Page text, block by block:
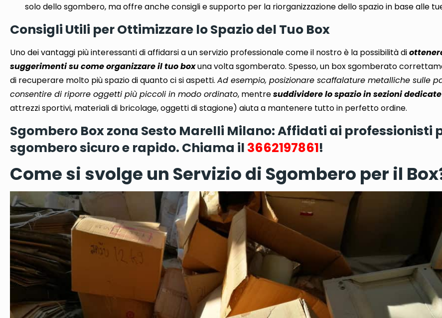
solo dello sgombero, ma offre anche consigli e supporto per la riorganizzazione dello spazio in base alle
Consigli Utili per Ottimizzare lo Spazio del Tuo Box
Uno dei vantaggi più interessanti di affidarsi a un servizio professionale come il nostro è la possibilità di
suggerimenti su come organizzare il tuo boxuna volta sgomberato. Spesso, un box sgomberato
di recuperare molto più spazio di quanto ci si aspetti.Ad esempio, posizionare scaffalature metalliche sulle
consentire di riporre oggetti più piccoli in modo ordinato, mentresuddividere lo spazio in sezioni dedicate
attrezzi sportivi, materiali di bricolage, oggetti di stagione) aiuta a mantenere tutto in perfetto ordine.
Sgombero Box zona Sesto Marelli Milano: Affidati ai professionisti
sgombero sicuro e rapido. Chiama il 3662197861!
Come si svolge un Servizio di Sgombero per il